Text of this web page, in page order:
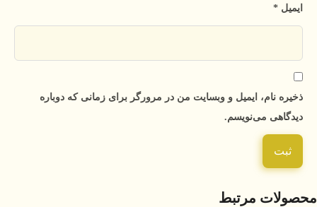
ایمیل *
ذخیره نام، ایمیل و وبسایت من در مرورگر برای زمانی که دوباره
دیدگاهی می‌نویسم.
محصولات مرتبط